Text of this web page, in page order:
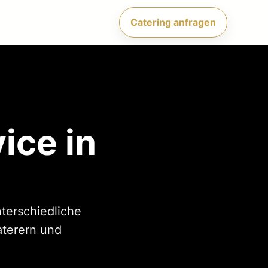
Catering anfragen
in
und